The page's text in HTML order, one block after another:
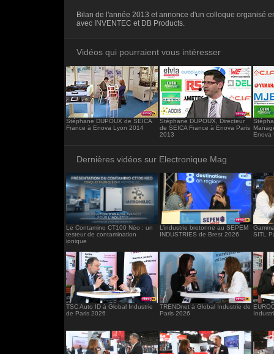
frameborder="0"></iframe>
Bilan de l'année 2013 et annonce d'un colloque organisé
avec INVENTEC et DB Products.
Vidéos qui pourraient vous intéresser
Stéphane DUPOUX de SEICA
France à Enova Lyon 2014
Stéphane DUPOUX, Directeur
de SEICA France à Enova Paris
2013
Enova
Dernières vidéos sur Electronique Mag
Le Contamino CT100 Néo : un
testeur de contamination
ionique
L’industrie bretonne au SEPEM
INDUSTRIES de Brest 2026
SITL
TSC Auto ID à Global Industrie
de Paris 2026
TRENDnet à Global Industrie de
Paris 2026